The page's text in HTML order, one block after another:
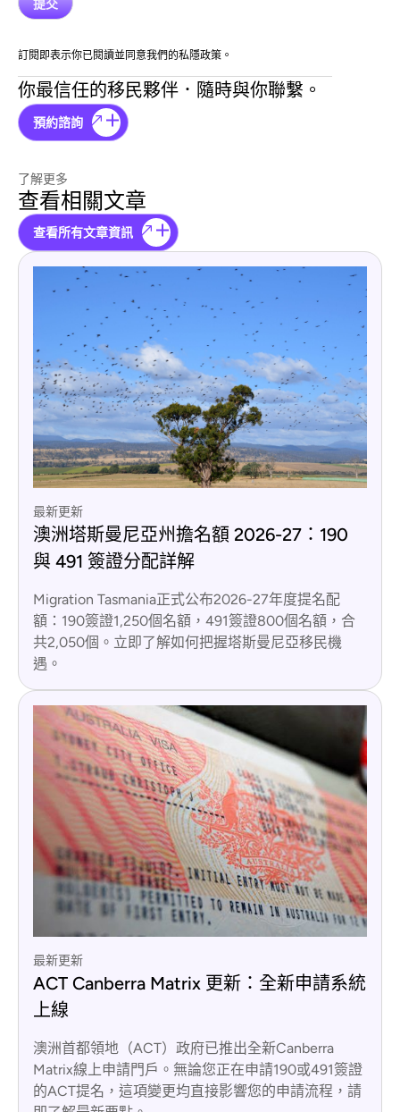
訂閱即表示你已閱讀並同意我們的私隱政策。
你最信任的移民夥伴．隨時與你聯繫。
預約諮詢
了解更多
查看相關文章
查看所有文章資訊
最新更新
澳洲塔斯曼尼亞州擔名額 2026-27：190
與 491 簽證分配詳解
Migration Tasmania正式公布2026-27年度提名配
額：190簽證1,250個名額，491簽證800個名額，合
共2,050個。立即了解如何把握塔斯曼尼亞移民機
遇。
最新更新
ACT Canberra Matrix 更新：全新申請系統
上線
澳洲首都領地（ACT）政府已推出全新Canberra
Matrix線上申請門戶。無論您正在申請190或491簽證
的ACT提名，這項變更均直接影響您的申請流程，請